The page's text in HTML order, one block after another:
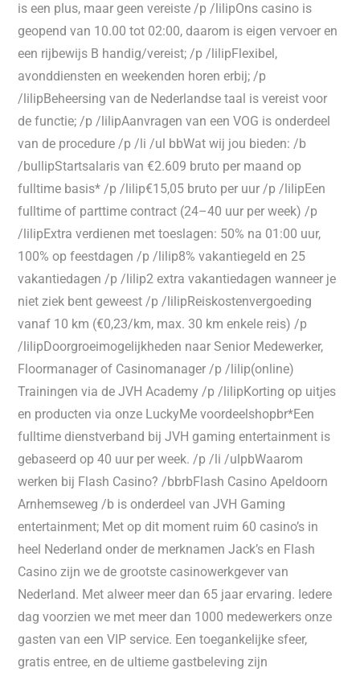
is een plus, maar geen vereiste /p /lilipOns casino is
geopend van 10.00 tot 02:00, daarom is eigen vervoer en
een rijbewijs B handig/vereist; /p /lilipFlexibel,
avonddiensten en weekenden horen erbij; /p
/lilipBeheersing van de Nederlandse taal is vereist voor
de functie; /p /lilipAanvragen van een VOG is onderdeel
van de procedure /p /li /ul bbWat wij jou bieden: /b
/bullipStartsalaris van €2.609 bruto per maand op
fulltime basis* /p /lilip€15,05 bruto per uur /p /lilipEen
fulltime of parttime contract (24–40 uur per week) /p
/lilipExtra verdienen met toeslagen: 50% na 01:00 uur,
100% op feestdagen /p /lilip8% vakantiegeld en 25
vakantiedagen /p /lilip2 extra vakantiedagen wanneer je
niet ziek bent geweest /p /lilipReiskostenvergoeding
vanaf 10 km (€0,23/km, max. 30 km enkele reis) /p
/lilipDoorgroeimogelijkheden naar Senior Medewerker,
Floormanager of Casinomanager /p /lilip(online)
Trainingen via de JVH Academy /p /lilipKorting op uitjes
en producten via onze LuckyMe voordeelshopbr*Een
fulltime dienstverband bij JVH gaming entertainment is
gebaseerd op 40 uur per week. /p /li /ulpbWaarom
werken bij Flash Casino? /bbrbFlash Casino Apeldoorn
Arnhemseweg /b is onderdeel van JVH Gaming
entertainment; Met op dit moment ruim 60 casino’s in
heel Nederland onder de merknamen Jack’s en Flash
Casino zijn we de grootste casinowerkgever van
Nederland. Met alweer meer dan 65 jaar ervaring. Iedere
dag voorzien we met meer dan 1000 medewerkers onze
gasten van een VIP service. Een toegankelijke sfeer,
gratis entree, en de ultieme gastbeleving zijn